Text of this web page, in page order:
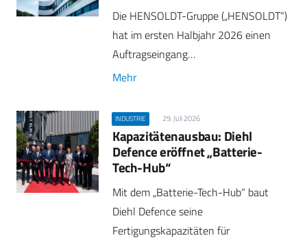
Die HENSOLDT-Gruppe („HENSOLDT“)
hat im ersten Halbjahr 2026 einen
Auftragseingang…
Mehr
INDUSTRIE 29. Juli 2026
Kapazitätenausbau: Diehl
Defence eröffnet „Batterie-
Tech-Hub“
Mit dem „Batterie-Tech-Hub“ baut
Diehl Defence seine
Fertigungskapazitäten für